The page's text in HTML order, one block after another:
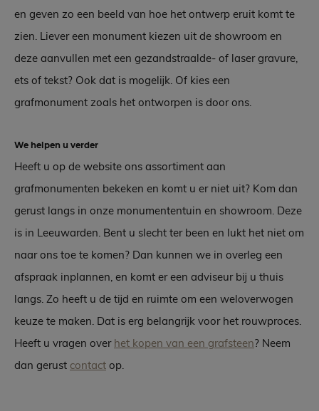
en geven zo een beeld van hoe het ontwerp eruit komt te
zien. Liever een monument kiezen uit de showroom en
deze aanvullen met een gezandstraalde- of laser gravure,
ets of tekst? Ook dat is mogelijk. Of kies een
grafmonument zoals het ontworpen is door ons.
We helpen u verder
Heeft u op de website ons assortiment aan
grafmonumenten bekeken en komt u er niet uit? Kom dan
gerust langs in onze monumententuin en showroom. Deze
is in Leeuwarden. Bent u slecht ter been en lukt het niet om
naar ons toe te komen? Dan kunnen we in overleg een
afspraak inplannen, en komt er een adviseur bij u thuis
langs. Zo heeft u de tijd en ruimte om een weloverwogen
keuze te maken. Dat is erg belangrijk voor het rouwproces.
Heeft u vragen over het kopen van een grafsteen? Neem
dan gerust contact op.